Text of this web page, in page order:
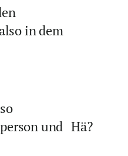
in dem
und Hä?